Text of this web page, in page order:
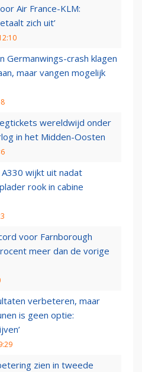
Air France-KLM:
zich uit’
Germanwings-crash klagen
maar vangen mogelijk
wereldwijd onder
in het Midden-Oosten
A330 wijkt uit nadat
rook in cabine
voor Farnborough
meer dan de vorige
verbeteren, maar
is geen optie:
zien in tweede